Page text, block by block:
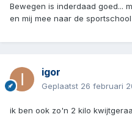
Bewegen is inderdaad goed...
en mij mee naar de
igor
Geplaatst 26 februari
ik ben ook zo'n 2 kilo